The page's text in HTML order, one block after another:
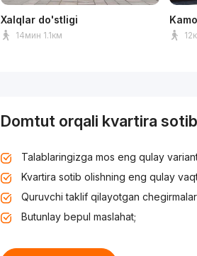
Xalqlar do'stligi
14мин 1.1км
Domtut orqali kvartira
Talablaringizga mos eng qulay
Kvartira sotib olishning eng qulay
Quruvchi taklif qilayotgan
Butunlay bepul maslahat;